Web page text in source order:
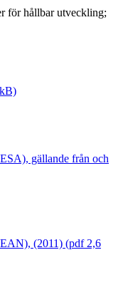
för hållbar utveckling;
gällande från och
(2011) (pdf 2,6